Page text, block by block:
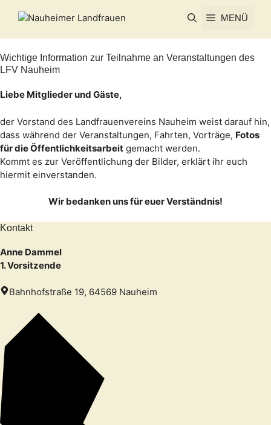
Inhalt
MENÜ
Wichtige Information zur Teilnahme an Veranstaltungen des
LFV Nauheim
Liebe Mitglieder und Gäste,
der Vorstand des Landfrauenvereins Nauheim weist darauf hin,
dass während der Veranstaltungen, Fahrten, Vorträge, Fotos
für die Öffentlichkeitsarbeit gemacht werden.
Kommt es zur Veröffentlichung der Bilder, erklärt ihr euch
hiermit einverstanden.
Wir bedanken uns für euer Verständnis!
Kontakt
Anne Dammel
1. Vorsitzende
Bahnhofstraße 19, 64569 Nauheim